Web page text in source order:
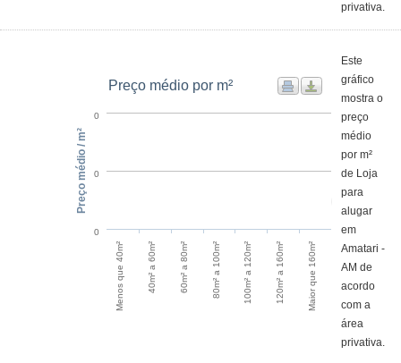
privativa.
Preço médio por m²
Menos que 40m² 40m² a 60m² 60m² a 80m² 80m² a 100m² 100m² a 120m² 120m² a 160m² Maior que 160m²
0
0
0
Preço médio / m²
Este
gráfico
mostra o
preço
médio
por m²
de Loja
para
alugar
em
Amatari -
AM de
acordo
com a
área
privativa.